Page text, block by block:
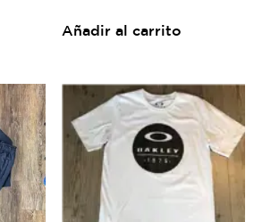
Añadir al carrito